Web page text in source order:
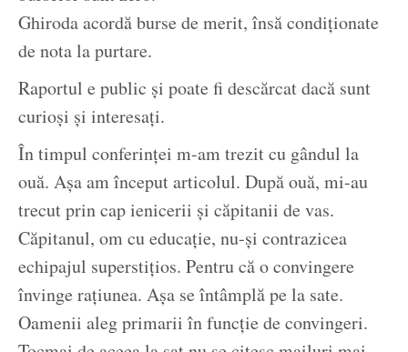
Ghiroda acordă burse de merit, însă condiționate
de nota la purtare.
Raportul e public și poate fi descărcat dacă sunt
curioși și interesați.
În timpul conferinței m-am trezit cu gândul la
ouă. Așa am început articolul. După ouă, mi-au
trecut prin cap ienicerii și căpitanii de vas.
Căpitanul, om cu educație, nu-și contrazicea
echipajul superstițios. Pentru că o convingere
învinge rațiunea. Așa se întâmplă pe la sate.
Oamenii aleg primarii în funcție de convingeri.